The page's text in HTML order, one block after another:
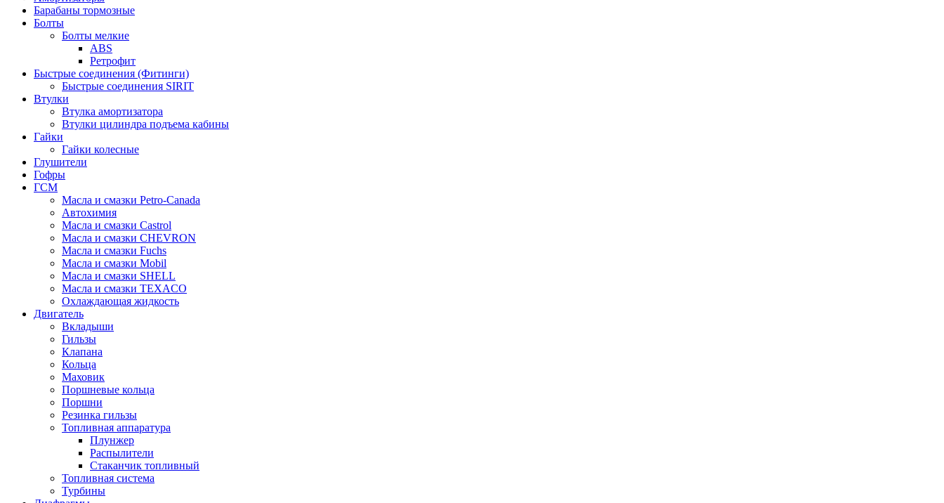
Барабаны тормозные
Болты
Болты мелкие
ABS
Ретрофит
Быстрые соединения (Фитинги)
Быстрые соединения SIRIT
Втулки
Втулка амортизатора
Втулки цилиндра подъема кабины
Гайки
Гайки колесные
Глушители
Гофры
ГСМ
Масла и смазки Petro-Canada
Автохимия
Масла и смазки Castrol
Масла и смазки CHEVRON
Масла и смазки Fuchs
Масла и смазки Mobil
Масла и смазки SHELL
Масла и смазки TEXACO
Охлаждающая жидкость
Двигатель
Вкладыши
Гильзы
Клапана
Кольца
Маховик
Поршневые кольца
Поршни
Резинка гильзы
Топливная аппаратура
Плунжер
Распылители
Стаканчик топливный
Топливная система
Турбины